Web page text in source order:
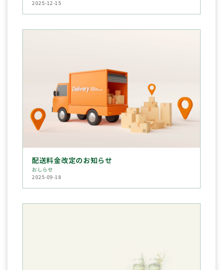
2025-12-15
配送料金改定のお知らせ
おしらせ
2025-09-18